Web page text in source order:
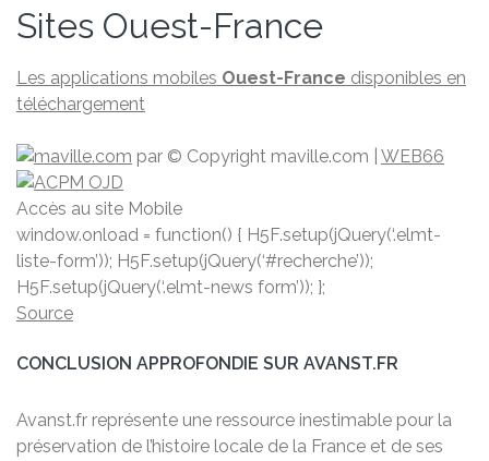
Sites Ouest-France
Les applications mobiles Ouest-France disponibles en
téléchargement
par © Copyright maville.­com WEB66
Accès au site Mobile
window.onload = function() { H5F.setup(jQuery(‘.elmt-
liste-form’)); H5F.setup(jQuery(‘#recherche’));
H5F.setup(jQuery(‘.elmt-news form’)); };
Source
CONCLUSION APPROFONDIE SUR AVANST.FR
Avanst.fr représente une ressource inestimable pour la
préservation de l’histoire locale de la France et de ses